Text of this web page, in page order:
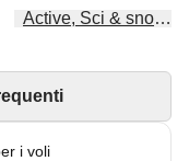
Active, Sci &
i voli